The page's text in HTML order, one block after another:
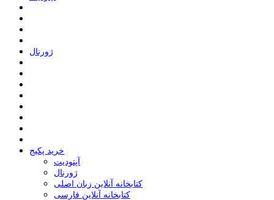
ﮊﻭﺭﻧﺎﻝ
خرید پکیج
ﺁﭘﺘﻮﺩﯾﺖ
ﮊﻭﺭﻧﺎﻝ
کتابخانه آنلاین زبان اصلی
کتابخانه آنلاین فارسی